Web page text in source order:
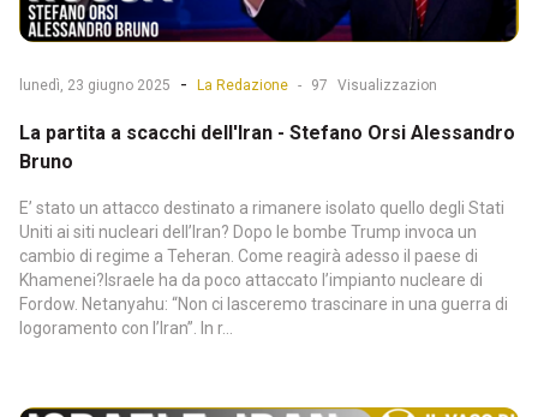
lunedì, 23 giugno 2025 - La Redazione - 97 Visualizzazion
La partita a scacchi dell'Iran - Stefano Orsi Alessandro
Bruno
E’ stato un attacco destinato a rimanere isolato quello degli Stati
Uniti ai siti nucleari dell’Iran? Dopo le bombe Trump invoca un
cambio di regime a Teheran. Come reagirà adesso il paese di
Khamenei?Israele ha da poco attaccato l’impianto nucleare di
Fordow. Netanyahu: “Non ci lasceremo trascinare in una guerra di
logoramento con l’Iran”. In r...